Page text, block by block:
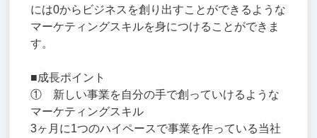
には0からビジネスを創り出すことができるような
マーケティングスキルを身につけることができま
す。
■成長ポイント
① 新しい事業を自分の手で創っていけるような
マーケティングスキル
3ヶ月に1つのハイペースで事業を作っている当社